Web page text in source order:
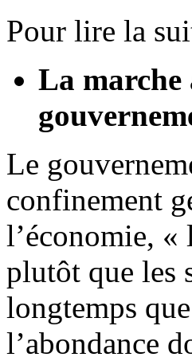
Pour lire la
La marche
Le
confinement
l’économie, «
plutôt que les
longtemps
l’abondance